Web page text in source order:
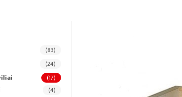
(83)
(24)
(17)
(4)